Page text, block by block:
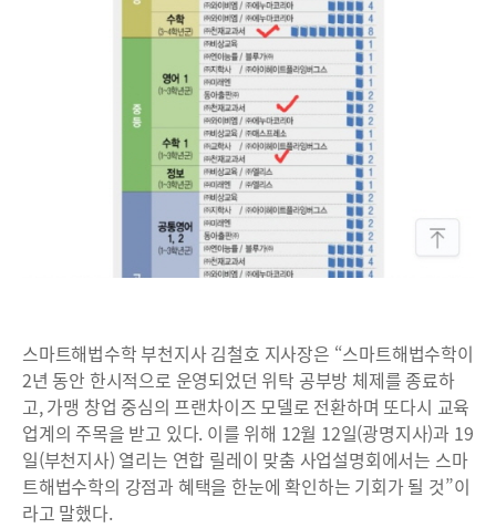
스마트해법수학 부천지사 김철호 지사장은 “스마트해법수학이
2년 동안 한시적으로 운영되었던 위탁 공부방 체제를 종료하
고, 가맹 창업 중심의 프랜차이즈 모델로 전환하며 또다시 교육
업계의 주목을 받고 있다. 이를 위해 12월 12일(광명지사)과 19
일(부천지사) 열리는 연합 릴레이 맞춤 사업설명회에서는 스마
트해법수학의 강점과 혜택을 한눈에 확인하는 기회가 될 것”이
라고 말했다.